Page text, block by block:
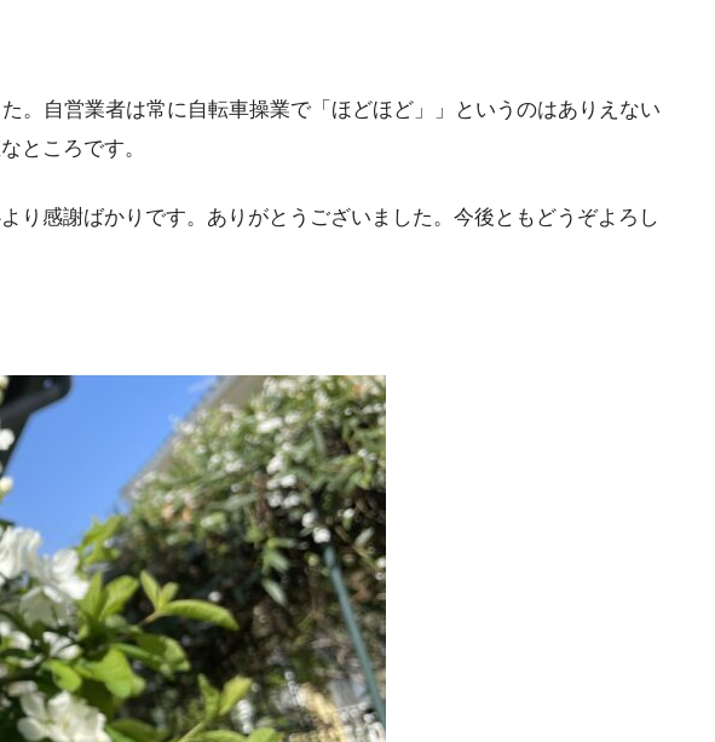
。自営業者は常に自転車操業で「ほどほど」」というのはありえない
ところです。
り感謝ばかりです。ありがとうございました。今後ともどうぞよろし